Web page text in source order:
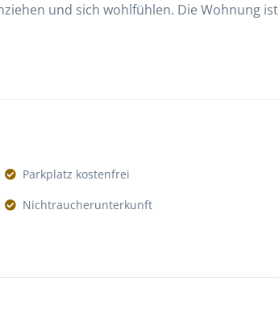
und sich wohlfühlen. Die Wohnung ist
Parkplatz kostenfrei
Nichtraucherunterkunft